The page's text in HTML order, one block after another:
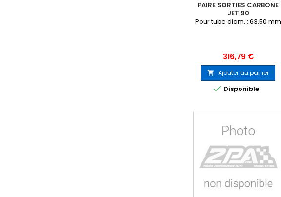
PAIRE SORTIES CARBONE
JET 90
Pour tube diam. : 63.50 mm
Prix
316,79 €
 Ajouter au panier
 Disponible